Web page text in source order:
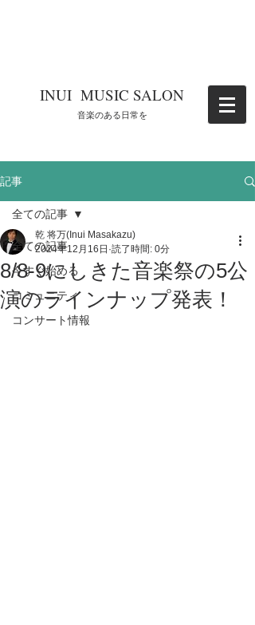
​INUI MUSIC SALON
​音楽のある日常を
記事
全ての記事
今すぐ始める
コミュニティ
コンサート情報
全ての記事
8/8-9にしきた音楽祭の5公
演のラインナップ発表！
乾 将万(Inui Masakazu)
2024年12月16日 読了時間: 0分